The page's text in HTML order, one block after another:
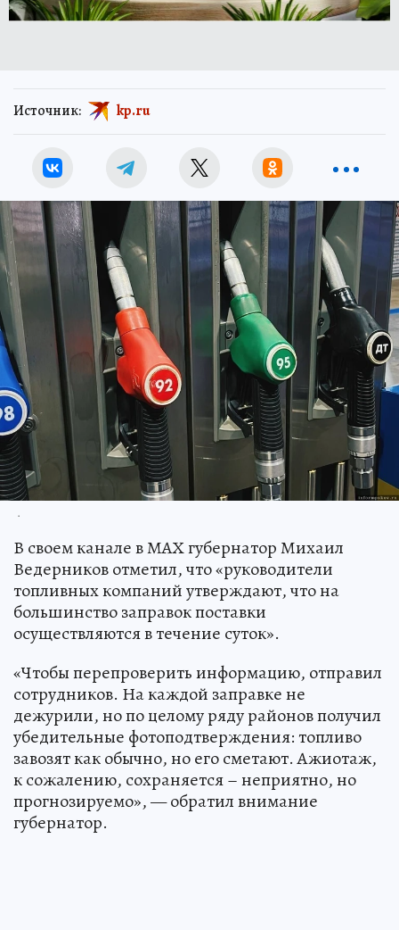
Источник: kp.ru
.
В своем канале в МАХ губернатор Михаил
Ведерников отметил, что «руководители
топливных компаний утверждают, что на
большинство заправок поставки
осуществляются в течение суток».
«Чтобы перепроверить информацию, отправил
сотрудников. На каждой заправке не
дежурили, но по целому ряду районов получил
убедительные фотоподтверждения: топливо
завозят как обычно, но его сметают. Ажиотаж,
к сожалению, сохраняется – неприятно, но
прогнозируемо», — обратил внимание
губернатор.